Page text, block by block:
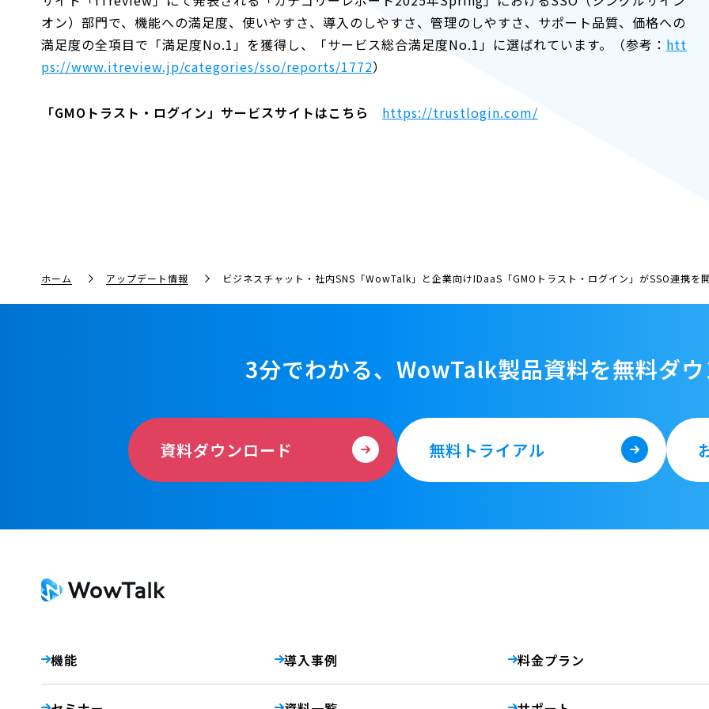
オン）部門で、機能への満足度、使いやすさ、導入のしやすさ、管理のしやすさ、サポート品質、価格への
満足度の全項目で「満足度No.1」を獲得し、「サービス総合満足度No.1」に選ばれています。（参考： htt
ps://www.itreview.jp/categories/sso/reports/1772）
「GMOトラスト・ログイン」サービスサイトはこちら https://trustlogin.com/
ホーム アップデート情報 ビジネスチャット・社内SNS「WowTalk」と企業向けIDaaS「GMOトラスト・ログイン」がSSO連携を
3分でわかる、WowTalk製品資料を無料ダ
資料ダウンロード 無料トライアル
機能 導入事例 料金プラン